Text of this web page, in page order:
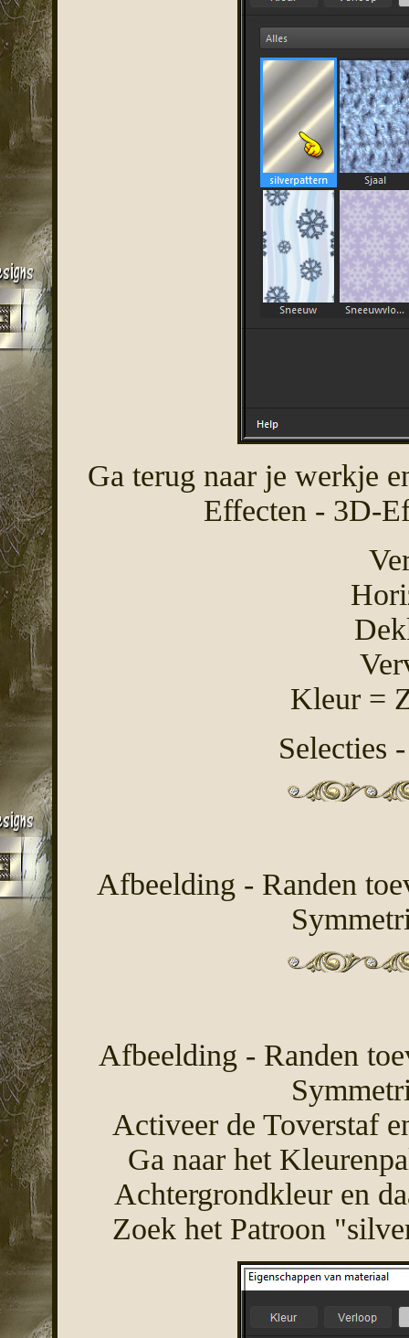
Ga terug naar je werkje
Effecten - 3D-
Kleur =
Selecties
Afbeelding - Randen
Afbeelding - Randen
Activeer de Toverstaf
Ga naar het
Achtergrondkleur en
Zoek het Patroon